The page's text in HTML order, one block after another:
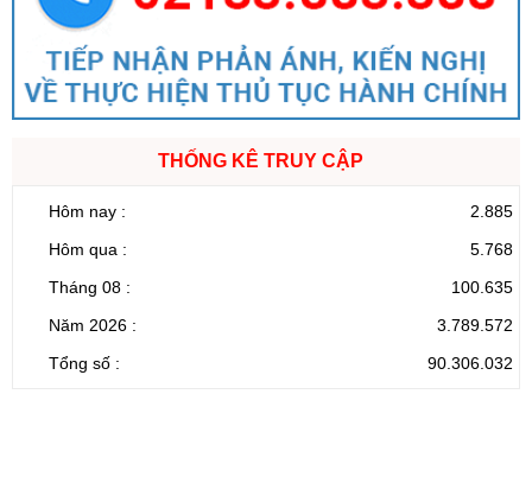
THỐNG KÊ TRUY CẬP
Hôm nay :
2.885
Hôm qua :
5.768
Tháng 08 :
100.635
Năm 2026 :
3.789.572
Tổng số :
90.306.032